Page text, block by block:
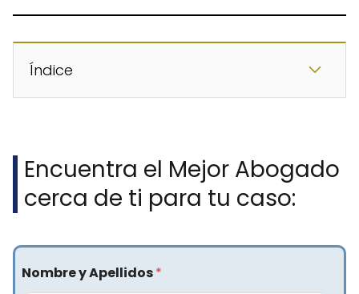
Índice
Encuentra el Mejor Abogado
cerca de ti para tu caso:
Nombre y Apellidos*